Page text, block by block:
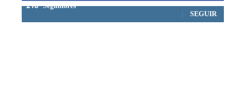
218 Seguidores
SEGUIR